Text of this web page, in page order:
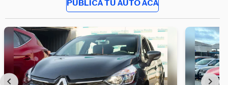
PUBLICA TU AUTO ACÁ